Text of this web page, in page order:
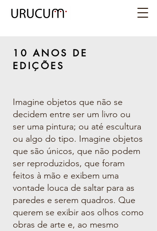
10 ANOS DE
EDIÇÕES
Imagine objetos que não se
decidem entre ser um livro ou
ser uma pintura; ou até escultura
ou algo do tipo. Imagine objetos
que são únicos, que não podem
ser reproduzidos, que foram
feitos à mão e exibem uma
vontade louca de saltar para as
paredes e serem quadros. Que
querem se exibir aos olhos como
obras de arte e, ao mesmo